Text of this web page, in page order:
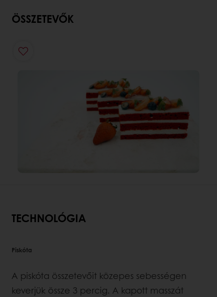
ÖSSZETEVŐK
TECHNOLÓGIA
Piskóta
A piskóta összetevőit közepes sebességen
keverjük össze 3 percig. A kapott masszát